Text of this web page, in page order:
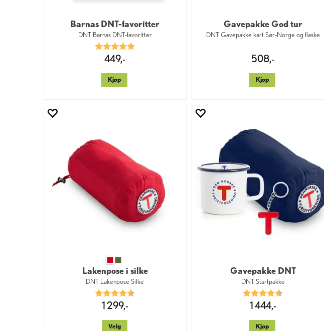
Barnas DNT-favoritter
DNT Barnas DNT-favoritter
Karakter:
449,-
Kjøp
Gavepakke God tur
DNT Gavepakke kart Sør-Norge og flaske
508,-
Kjøp
Lakenpose i silke
DNT Lakenpose Silke
Karakter:
1 299,-
Velg
Gavepakke DNT
DNT Startpakke
Karakter:
1 444,-
Kjøp